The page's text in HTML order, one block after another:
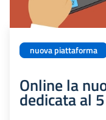
nuova piattaforma
Online la
dedicata al